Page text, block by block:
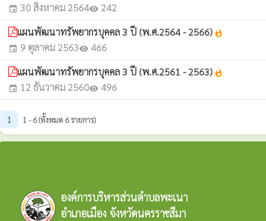
event 30 สิงหาคม 2564visibility 242
แผนพัฒนาทรัพยากรบุคคล 3 ปี (พ.ศ.2564 - 2566) whatshot
event 9 ตุลาคม 2563visibility 466
แผนพัฒนาทรัพยากรบุคคล 3 ปี (พ.ศ.2561 - 2563) whatshot
event 12 ธันวาคม 2560visibility 496
1 1 - 6 (ทั้งหมด 6 รายการ)
องค์การบริหารส่วนตำบลพะเนา
อำเภอเมือง จังหวัดนครราชสีมา